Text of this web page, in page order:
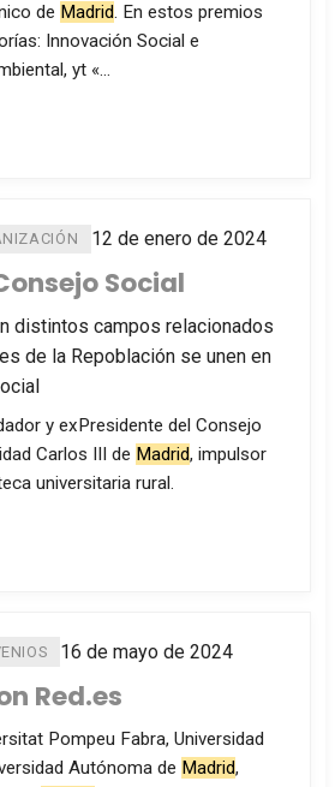
de Madrid. En estos premios
Innovación Social e
yt «…
12 de enero de 2024
Social
distintos campos relacionados
de la Repoblación se unen en
y exPresidente del Consejo
Carlos III de Madrid, impulsor
universitaria rural.
16 de mayo de 2024
Red.es
Pompeu Fabra, Universidad
Autónoma de Madrid,